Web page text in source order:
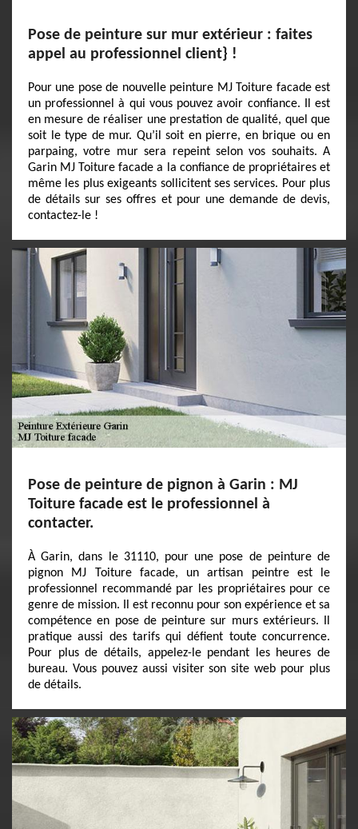
Pose de peinture sur mur extérieur : faites
appel au professionnel client} !
Pour une pose de nouvelle peinture MJ Toiture facade est
un professionnel à qui vous pouvez avoir confiance. Il est
en mesure de réaliser une prestation de qualité, quel que
soit le type de mur. Qu’il soit en pierre, en brique ou en
parpaing, votre mur sera repeint selon vos souhaits. A
Garin MJ Toiture facade a la confiance de propriétaires et
même les plus exigeants sollicitent ses services. Pour plus
de détails sur ses offres et pour une demande de devis,
contactez-le !
Pose de peinture de pignon à Garin : MJ
Toiture facade est le professionnel à
contacter.
À Garin, dans le 31110, pour une pose de peinture de
pignon MJ Toiture facade, un artisan peintre est le
professionnel recommandé par les propriétaires pour ce
genre de mission. Il est reconnu pour son expérience et sa
compétence en pose de peinture sur murs extérieurs. Il
pratique aussi des tarifs qui défient toute concurrence.
Pour plus de détails, appelez-le pendant les heures de
bureau. Vous pouvez aussi visiter son site web pour plus
de détails.